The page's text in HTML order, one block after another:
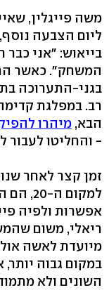
משה פייגלין,
ליום הצבעה
בייאוש: "אני כבר
המשחק". כאשר
בגני-התערוכה
רב. במפלגת
הבא, מיהרו
- והחליטו לעבור
זמן קצר לאחר
למקום
אפשרות ולפיה
ריאלי, משום
מיועדת לאשה
במקום גבוה
השונים ולא